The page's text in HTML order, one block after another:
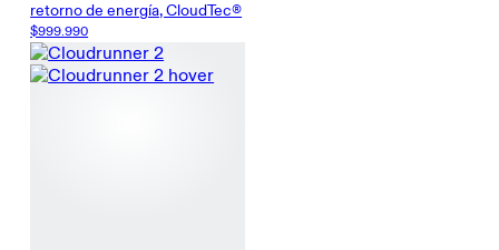
retorno de energía, CloudTec®
$999.990